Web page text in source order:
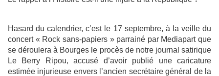
Hasard du calendrier, c’est le 17 septembre, à la veille du
concert « Rock sans-papiers » parrainé par Mediapart que
se déroulera à Bourges le procès de notre journal satirique
Le Berry Ripou, accusé d’avoir publié une caricature
estimée injurieuse envers l’ancien secrétaire général de la